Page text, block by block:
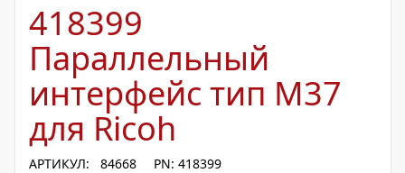
418399
Параллельный
интерфейс тип M37
для Ricoh
АРТИКУЛ: 84668 PN: 418399